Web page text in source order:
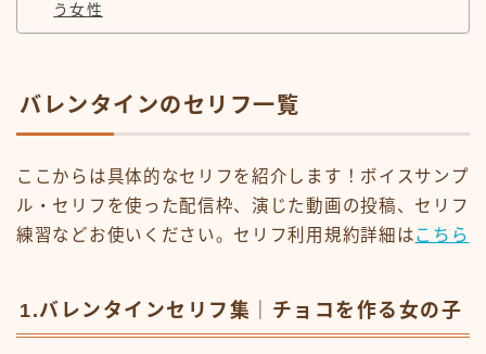
う女性
バレンタインのセリフ一覧
ここからは具体的なセリフを紹介します！ボイスサンプ
ル・セリフを使った配信枠、演じた動画の投稿、セリフ
練習などお使いください。セリフ利用規約詳細はこちら
1.バレンタインセリフ集｜チョコを作る女の子